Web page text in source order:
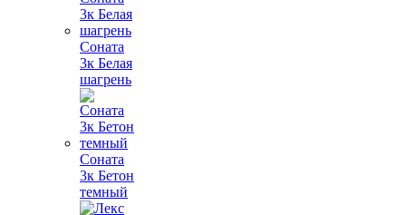
Соната
3к Белая
шагрень
Соната
3к Бетон
темный